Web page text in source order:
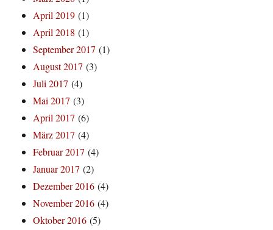
April 2019 (1)
April 2018 (1)
September 2017 (1)
August 2017 (3)
Juli 2017 (4)
Mai 2017 (3)
April 2017 (6)
März 2017 (4)
Februar 2017 (4)
Januar 2017 (2)
Dezember 2016 (4)
November 2016 (4)
Oktober 2016 (5)